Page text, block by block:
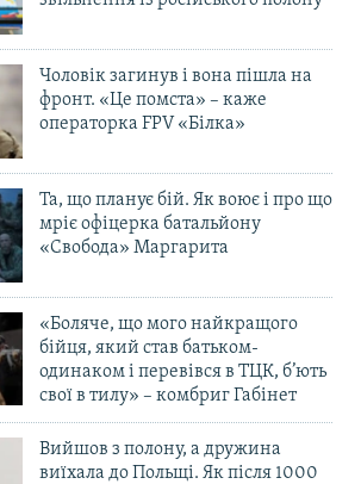
Чоловік загинув і вона пішла на
фронт. «Це помста» – каже
операторка FPV «Білка»
Та, що планує бій. Як воює і про що
мріє офіцерка батальйону
«Свобода» Маргарита
«Боляче, що мого найкращого
бійця, який став батьком-
одинаком і перевівся в ТЦК, б’ють
свої в тилу» – комбриг Габінет
Вийшов з полону, а дружина
виїхала до Польщі. Як після 1000